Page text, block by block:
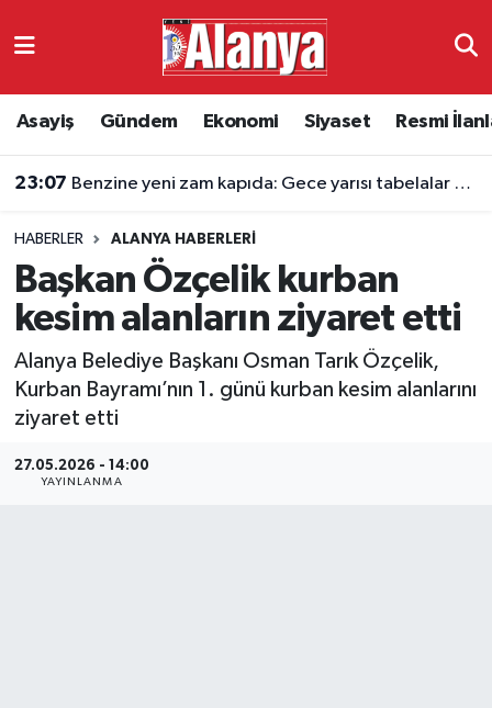
Asayiş Gündem Ekonomi Siyaset Resmi
23:07 Benzine yeni zam kapıda: Gece yarısı tabelalar bir kez daha değişecek
HABERLER ALANYA HABERLERI
Başkan Özçelik kurban
kesim alanların ziyaret etti
Alanya Belediye Başkanı Osman Tarık Özçelik,
Kurban Bayramı’nın 1. günü kurban kesim alanlarını
ziyaret etti
27.05.2026 - 14:00
YAYINLANMA
Ekonomi
Resmi İlanlar
Alanyaspor
Turizm
E-Gazete
Antalya Namaz Vakitleri
Süper Lig Puan Durumu ve Fikstür
Tüm Manşetler
Son Dakika Haberleri
Haber Arşivi